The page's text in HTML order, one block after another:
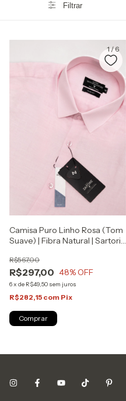
Filtrar
1/6
Camisa Puro Linho Rosa (Tom
Suave) | Fibra Natural | Sartoria
R$297,00
R$567,00
48% OFF
6x de R$49,50 sem juros
R$282,15 com Pix
Comprar